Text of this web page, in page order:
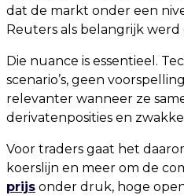
dat de markt onder een
Reuters als belangrijk werd
Die nuance is essentieel.
scenario’s, geen
relevanter wanneer ze
derivatenposities en
Voor traders gaat het
koerslijn en meer om de
prijs onder druk, hoge